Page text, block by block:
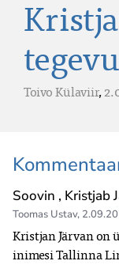
Toivo Külaviir,
Soovin , Kristjab
Toomas Ustav,
Kristjan Järvan on
inimesi Tallinna